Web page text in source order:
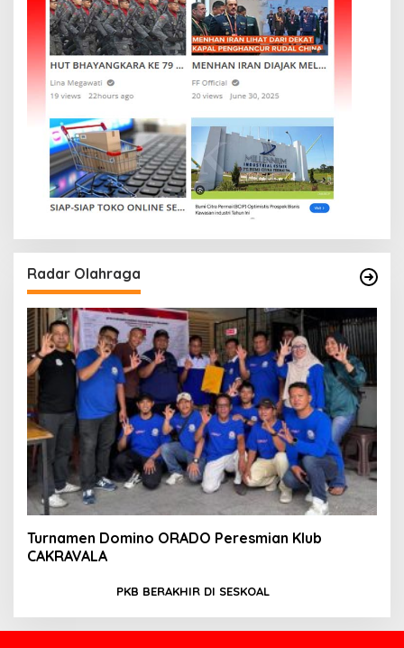
Radar Olahraga
Turnamen Domino ORADO Peresmian Klub
CAKRAVALA
PKB BERAKHIR DI SESKOAL